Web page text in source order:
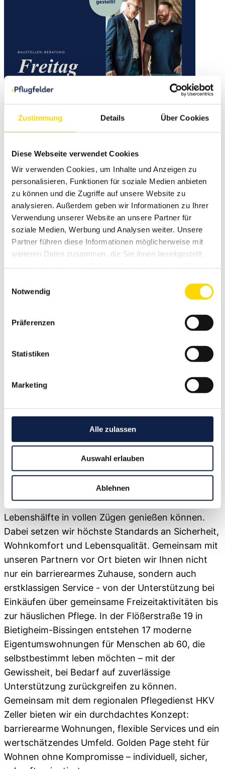
Zustimmung Details Über Cookies
Diese Webseite verwendet Cookies
Wir verwenden Cookies, um Inhalte und Anzeigen zu
personalisieren, Funktionen für soziale Medien anbieten
zu können und die Zugriffe auf unsere Website zu
analysieren. Außerdem geben wir Informationen zu Ihrer
Verwendung unserer Website an unsere Partner für
soziale Medien, Werbung und Analysen weiter. Unsere
Partner führen diese Informationen möglicherweise mit
weiteren Daten zusammen, die Sie ihnen bereitgestellt
Notwendig
Präferenzen
Statistiken
Marketing
Alle zulassen
Auswahl erlauben
Ablehnen
Immobilienportal
Neubau
Moderne
Seniorenwohnung
mit
Zimmer
Bad
Besuchen Sie uns Freitags auf unserer Baustelle
von 15 Uhr bis 17 Uhr, in der Flößerstraße 19 in
Bietigheim-Bissingen. Mit Golden Page gestalten
wir Lebensräume, in denen Sie Ihre dritte
Lebenshälfte in vollen Zügen genießen können.
Dabei setzen wir höchste Standards an Sicherheit,
Wohnkomfort und Lebensqualität. Gemeinsam mit
unseren Partnern vor Ort bieten wir Ihnen nicht
nur ein barrierearmes Zuhause, sondern auch
erstklassigen Service - von der Unterstützung bei
Einkäufen über gemeinsame Freizeitaktivitäten bis
zur häuslichen Pflege. In der Flößerstraße 19 in
Bietigheim-Bissingen entstehen 17 moderne
Eigentumswohnungen für Menschen ab 60, die
selbstbestimmt leben möchten – mit der
Gewissheit, bei Bedarf auf zuverlässige
Unterstützung zurückgreifen zu können.
Gemeinsam mit dem regionalen Pflegedienst HKV
Zeller bieten wir ein durchdachtes Konzept:
barrierearme Wohnungen, flexible Services und ein
wertschätzendes Umfeld. Golden Page steht für
Wohnen ohne Kompromisse – individuell, sicher,